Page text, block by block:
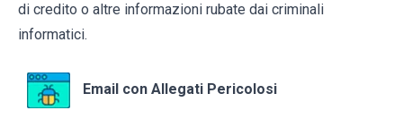
di credito o altre informazioni rubate dai criminali
informatici.
Email con Allegati Pericolosi